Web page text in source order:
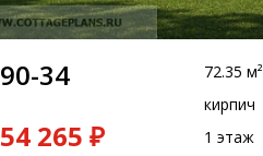
90-34
54 265 ₽
72.35 м²
кирпич
1 этаж